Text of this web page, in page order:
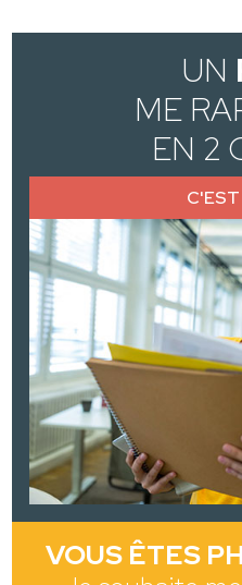
UN
ME
EN 2
C'EST
VOUS ÊTES